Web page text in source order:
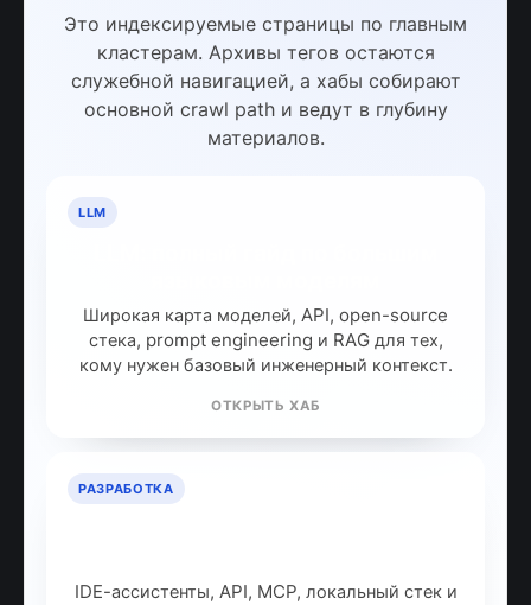
Это индексируемые страницы по главным
кластерам. Архивы тегов остаются
служебной навигацией, а хабы собирают
основной crawl path и ведут в глубину
материалов.
LLM
Широкая карта моделей, API, open-source
стека, prompt engineering и RAG для тех,
кому нужен базовый инженерный контекст.
ОТКРЫТЬ ХАБ
РАЗРАБОТКА
IDE-ассистенты, API, MCP, локальный стек и